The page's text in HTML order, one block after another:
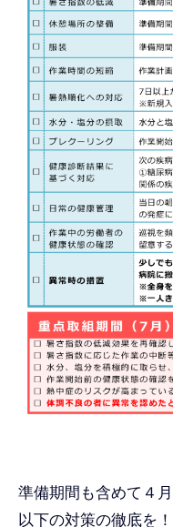
準備期間も含めて４
以下の対策の徹底を！